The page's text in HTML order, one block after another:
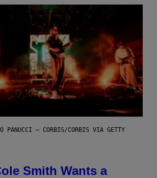
PANUCCI – CORBIS/CORBIS VIA GETTY
Smith Wants a